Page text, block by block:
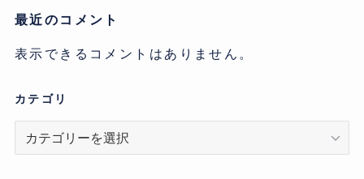
最近のコメント
表示できるコメントはありません。
カテゴリ